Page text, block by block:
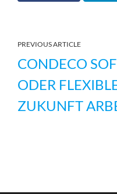
PREVIOUS ARTICLE
CONDECO
ODER
ZUKUNFT